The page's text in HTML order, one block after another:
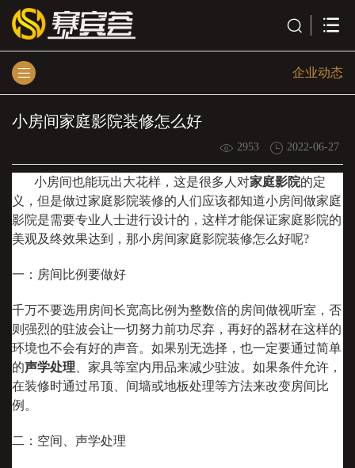
企业动态
小房间家庭影院装修怎么好
2953 2022-06-27
小房间也能玩出大花样，这是很多人对家庭影院的定
义，但是做过家庭影院装修的人们应该都知道小房间做家庭
影院是需要专业人士进行设计的，这样才能保证家庭影院的
美观及终效果达到，那小房间家庭影院装修怎么好呢?
一：房间比例要做好
千万不要选用房间长宽高比例为整数倍的房间做视听室，否
则强烈的驻波会让一切努力前功尽弃，再好的器材在这样的
环境也不会有好的声音。如果别无选择，也一定要通过简单
的声学处理 、家具等室内用品来减少驻波。如果条件允许，
在装修时通过吊顶、间墙或地板处理等方法来改变房间比
例。
二：空间、声学处理